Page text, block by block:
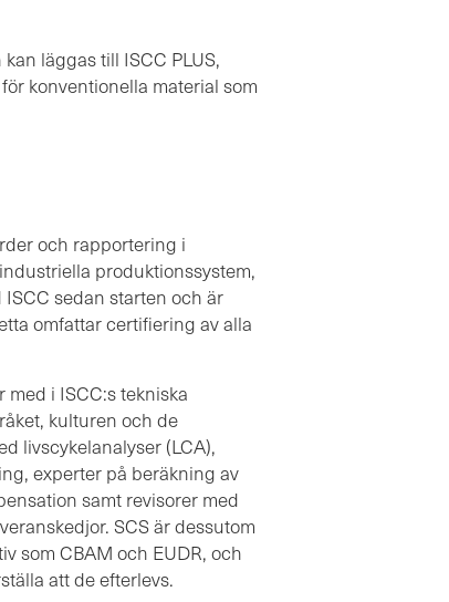
kan läggas till ISCC PLUS,
konventionella material som
och rapportering i
produktionssystem,
sedan starten och är
omfattar certifiering av alla
i ISCC:s tekniska
kulturen och de
livscykelanalyser (LCA),
experter på beräkning av
samt revisorer med
SCS är dessutom
som CBAM och EUDR, och
att de efterlevs.